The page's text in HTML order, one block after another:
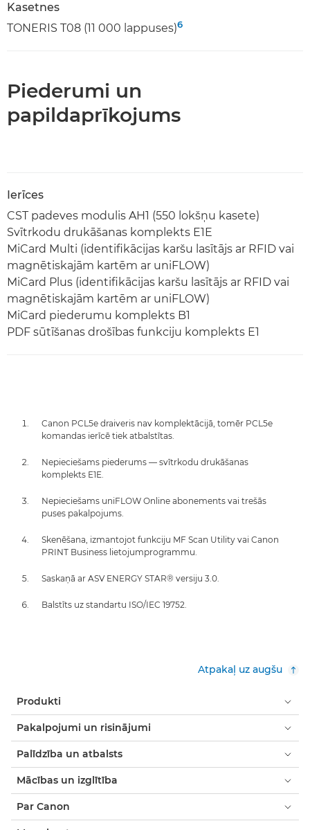
Kasetnes
TONERIS T08 (11 000 lappuses)6
Piederumi un
papildaprīkojums
Ierīces
CST padeves modulis AH1 (550 lokšņu kasete)
Svītrkodu drukāšanas komplekts E1E
MiCard Multi (identifikācijas karšu lasītājs ar RFID vai
magnētiskajām kartēm ar uniFLOW)
MiCard Plus (identifikācijas karšu lasītājs ar RFID vai
magnētiskajām kartēm ar uniFLOW)
MiCard piederumu komplekts B1
PDF sūtīšanas drošības funkciju komplekts E1
Canon PCL5e draiveris nav komplektācijā, tomēr PCL5e
komandas ierīcē tiek atbalstītas.
Nepieciešams piederums — svītrkodu drukāšanas
komplekts E1E.
Nepieciešams uniFLOW Online abonements vai trešās
puses pakalpojums.
Skenēšana, izmantojot funkciju MF Scan Utility vai Canon
PRINT Business lietojumprogrammu.
Saskaņā ar ASV ENERGY STAR® versiju 3.0.
Balstīts uz standartu ISO/IEC 19752.
Atpakaļ uz augšu
Produkti
Pakalpojumi un risinājumi
Palīdzība un atbalsts
Mācības un izglītība
Par Canon